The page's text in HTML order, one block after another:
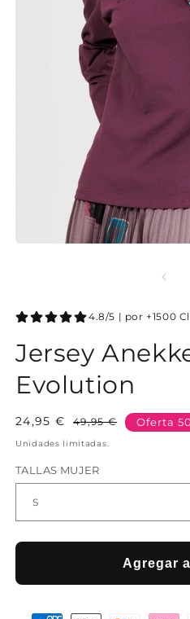
4.8/5 | por +1500
Jersey
Evolution
Precio
49,95 €
Precio
24,95 € Oferta
Unidades limitadas.
TALLAS MUJER
Agregar